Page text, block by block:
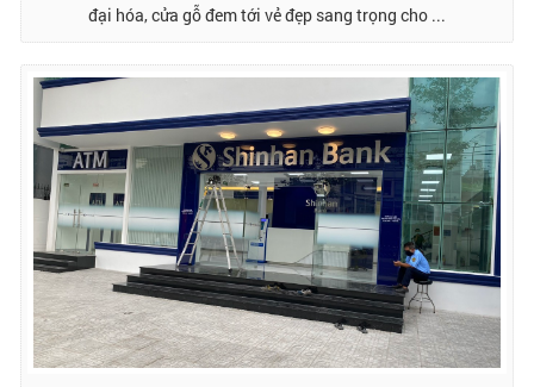
đại hóa, cửa gỗ đem tới vẻ đẹp sang trọng cho ...